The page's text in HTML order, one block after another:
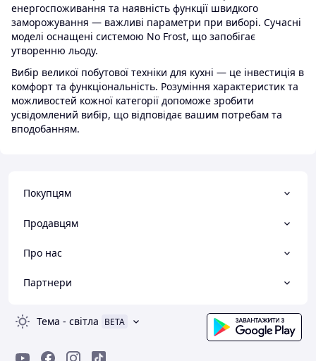
енергоспоживання та наявність функції швидкого
заморожування — важливі параметри при виборі. Сучасні
моделі оснащені системою No Frost, що запобігає
утворенню льоду.
Вибір великої побутової техніки для кухні — це інвестиція в
комфорт та функціональність. Розуміння характеристик та
можливостей кожної категорії допоможе зробити
усвідомлений вибір, що відповідає вашим потребам та
вподобанням.
Покупцям
Продавцям
Про нас
Партнери
Тема - світла BETA